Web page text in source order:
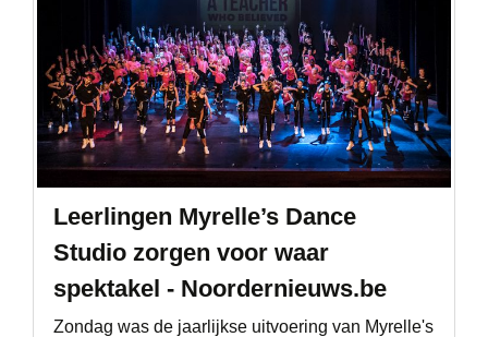
Leerlingen Myrelle’s Dance
Studio zorgen voor waar
spektakel - Noordernieuws.be
Zondag was de jaarlijkse uitvoering van Myrelle's